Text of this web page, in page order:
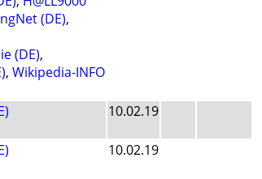
(DE),
(DE),
, Wikipedia-INFO
10.02.19
10.02.19